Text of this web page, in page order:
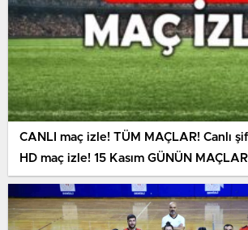
CANLI maç izle! TÜM MAÇLAR! Canlı
HD maç izle! 15 Kasım GÜNÜN